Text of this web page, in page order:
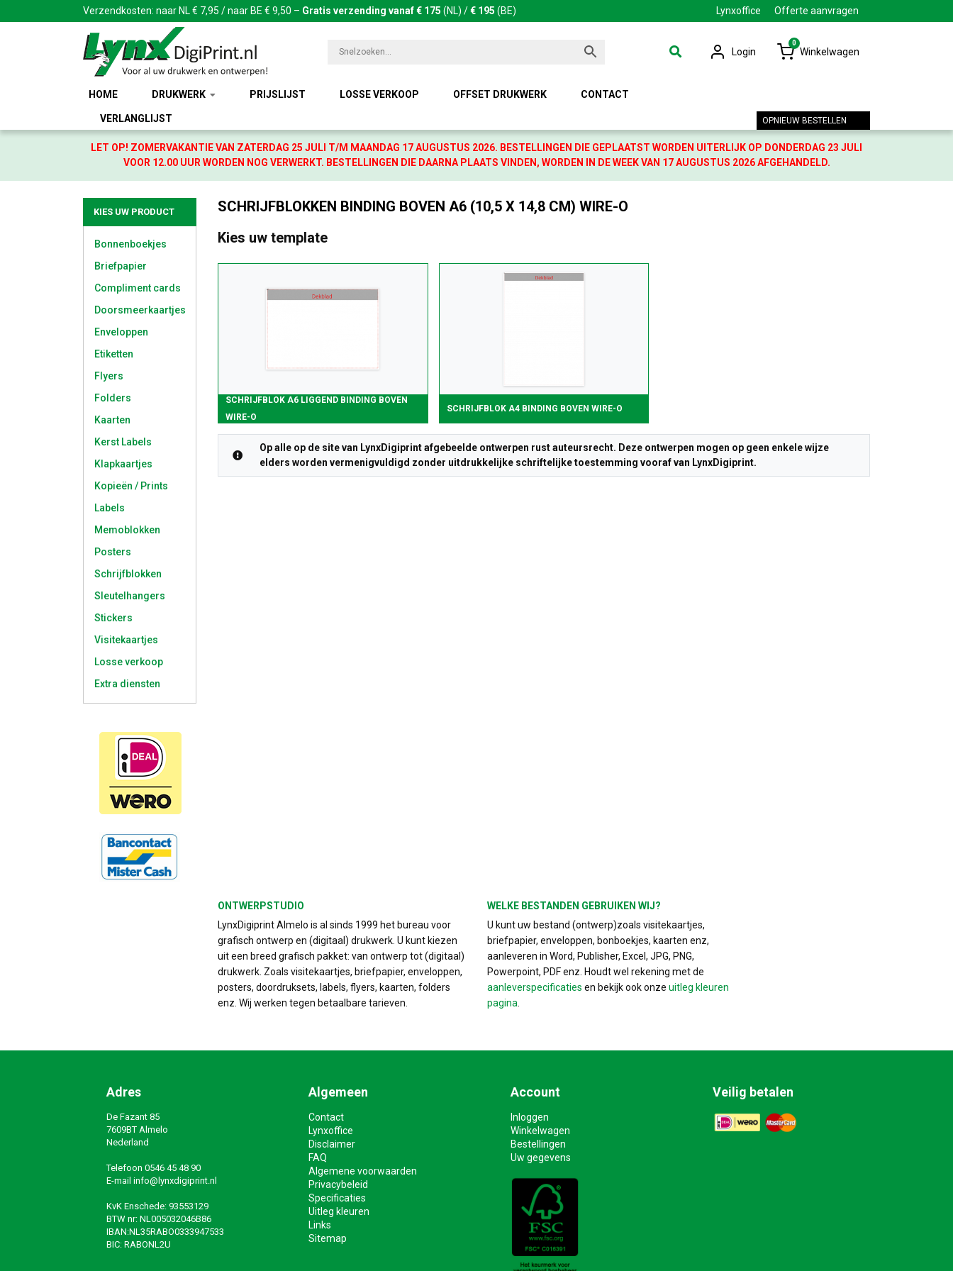
Verzendkosten: naar NL € 7,95 / naar BE € 9,50 – Gratis verzending vanaf € 175 (NL) /€ 195 (BE) Lynxoffice Offerte aanvragen
Login
0
Winkelwagen
HOME DRUKWERK PRIJSLIJST LOSSE VERKOOP OFFSET DRUKWERK CONTACT
VERLANGLIJST OPNIEUW BESTELLEN
LET OP! ZOMERVAKANTIE VAN ZATERDAG 25 JULI T/M MAANDAG 17 AUGUSTUS 2026. BESTELLINGEN DIE GEPLAATST WORDEN UITERLIJK OP DONDERDAG 23 JULI
VOOR 12.00 UUR WORDEN NOG VERWERKT. BESTELLINGEN DIE DAARNA PLAATS VINDEN, WORDEN IN DE WEEK VAN 17 AUGUSTUS 2026 AFGEHANDELD.
KIES UW PRODUCT
Bonnenboekjes
Briefpapier
Compliment cards
Doorsmeerkaartjes
Enveloppen
Etiketten
Flyers
Folders
Kaarten
Kerst Labels
Klapkaartjes
Kopieën / Prints
Labels
Memoblokken
Posters
Schrijfblokken
Sleutelhangers
Stickers
Visitekaartjes
Losse verkoop
Extra diensten
SCHRIJFBLOKKEN BINDING BOVEN A6 (10,5 X 14,8 CM) WIRE-O
Kies uw template
SCHRIJFBLOK A6 LIGGEND BINDING BOVEN
WIRE-O
SCHRIJFBLOK A4 BINDING BOVEN WIRE-O
Op alle op de site van LynxDigiprint afgebeelde ontwerpen rust auteursrecht. Deze ontwerpen mogen op geen enkele wijze
elders worden vermenigvuldigd zonder uitdrukkelijke schriftelijke toestemming vooraf van LynxDigiprint.
ONTWERPSTUDIO
LynxDigiprint Almelo is al sinds 1999 het bureau voor
grafisch ontwerp en (digitaal) drukwerk. U kunt kiezen
uit een breed grafisch pakket: van ontwerp tot (digitaal)
drukwerk. Zoals visitekaartjes, briefpapier, enveloppen,
posters, doordruksets, labels, flyers, kaarten, folders
enz. Wij werken tegen betaalbare tarieven.
WELKE BESTANDEN GEBRUIKEN WIJ?
U kunt uw bestand (ontwerp)zoals visitekaartjes,
briefpapier, enveloppen, bonboekjes, kaarten enz,
aanleveren in Word, Publisher, Excel, JPG, PNG,
Powerpoint, PDF enz. Houdt wel rekening met de
aanleverspecificaties en bekijk ook onze uitleg kleuren
pagina
Adres
De Fazant 85
7609BT Almelo
Nederland
Telefoon 0546 45 48 90
E-mail info@lynxdigiprint.nl
KvK Enschede: 93553129
BTW nr: NL005032046B86
IBAN:NL35RABO0333947533
BIC: RABONL2U
Algemeen
Contact
Lynxoffice
Disclaimer
FAQ
Algemene voorwaarden
Privacybeleid
Specificaties
Uitleg kleuren
Links
Sitemap
Account
Inloggen
Winkelwagen
Bestellingen
Uw gegevens
Veilig betalen